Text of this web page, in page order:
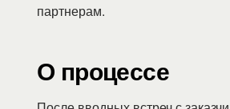
партнерам.
О процессе